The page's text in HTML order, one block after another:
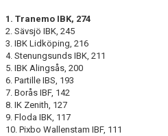
VÅRA LAG
MATCHER
FÖRETAGSCUPEN 2026
TRÄNINGSTIDER 2025/26
1. Tranemo IBK, 274
2. Sävsjö IBK, 245
3. IBK Lidköping, 216
4. Stenungsunds IBK, 211
5. IBK Alingsås, 200
6. Partille IBS, 193
7. Borås IBF, 142
8. IK Zenith, 127
9. Floda IBK, 117
10. Pixbo Wallenstam IBF, 111